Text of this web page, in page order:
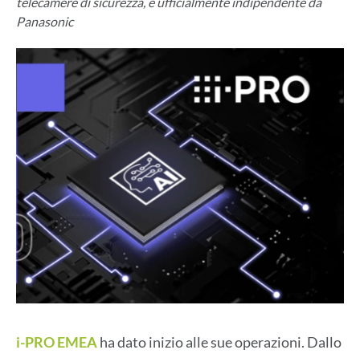
Panasonic
i-PRO EMEAha dato inizio alle sue operazioni. Dallo